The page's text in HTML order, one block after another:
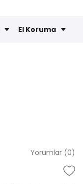
El Koruma
Yorumlar (0)